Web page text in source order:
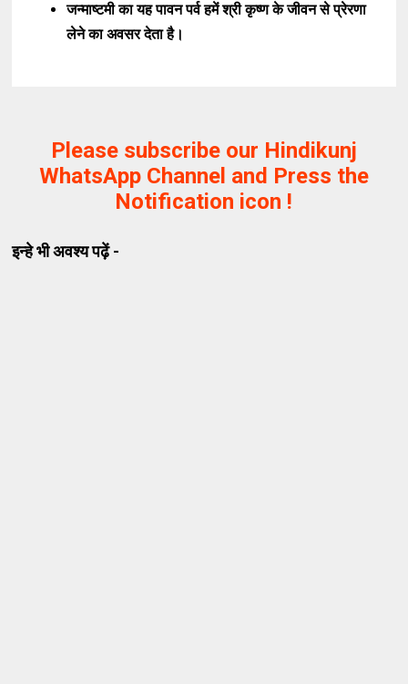
जन्माष्टमी का यह पावन पर्व हमें श्री कृष्ण के जीवन से प्रेरणा
लेने का अवसर देता है।
Please subscribe our Hindikunj
WhatsApp Channel and Press the
Notification icon !
इन्हे भी अवश्य पढ़ें -